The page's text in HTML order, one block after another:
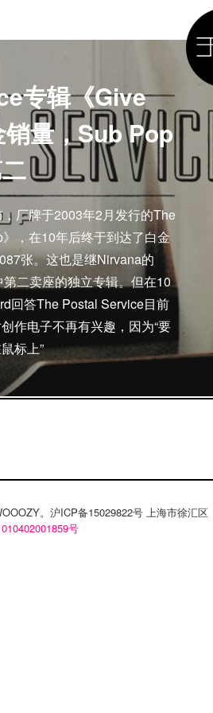
专辑《Give
量，Sub Pop
厂牌于2003年2月发行的The
，在10年后终于到达了白金
张。这也是继Nirvana的
二卖座的独立专辑。但在10
回答The Postal Service目前
作电子不再有兴趣，因为“要
标上”
。沪ICP备15029822号 上海市徐汇区
号